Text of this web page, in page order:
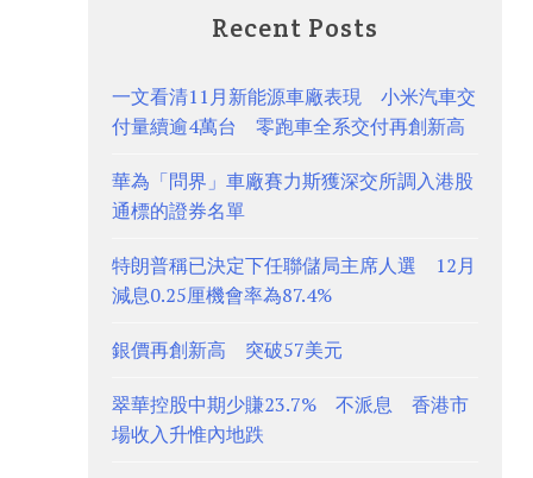
Recent Posts
一文看清11月新能源車廠表現 小米汽車交
付量續逾4萬台 零跑車全系交付再創新高
華為「問界」車廠賽力斯獲深交所調入港股
通標的證券名單
特朗普稱已決定下任聯儲局主席人選 12月
減息0.25厘機會率為87.4%
銀價再創新高 突破57美元
翠華控股中期少賺23.7% 不派息 香港市
場收入升惟內地跌